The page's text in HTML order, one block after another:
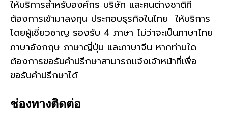
ให้บริการสำหรับองค์กร บริษัท และคนต่างชาติที่
ต้องการเข้ามาลงทุน ประกอบธุรกิจในไทย ให้บริการ
โดยผู้เชี่ยวชาญ รองรับ 4 ภาษา ไม่ว่าจะเป็นภาษาไทย
ภาษาอังกฤษ ภาษาญี่ปุ่น และภาษาจีน หากท่านใด
ต้องการขอรับคำปรึกษาสามารถเเจ้งเจ้าหน้าที่เพื่อ
ขอรับคำปรึกษาได้
ช่องทางติดต่อ